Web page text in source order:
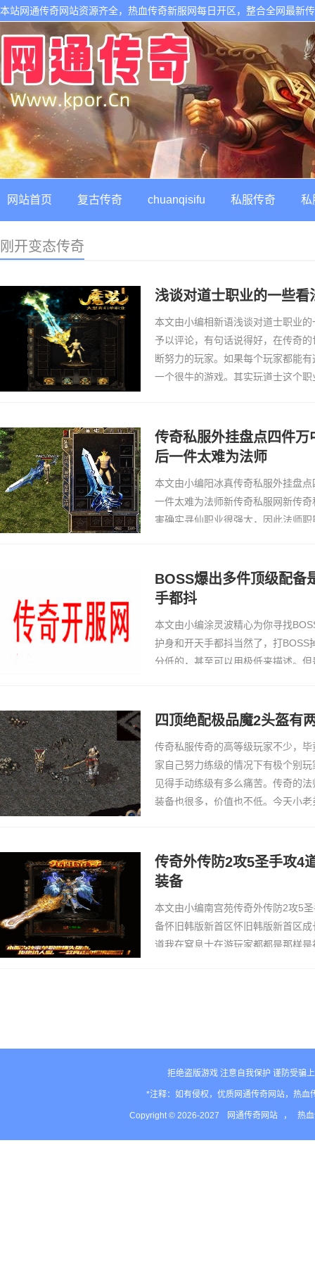
本站网通传奇网站资源齐全，热血传奇新服网每日开区，整合全网最新
网站首页 复古传奇 chuanqisifu 私服传奇 私
刚开变态传奇
浅谈对道士职业的一些看
本文由小编相新语浅谈对道士职业
予以评论，有句话说得好，在传奇
断努力的玩家。如果每个玩家都能
一个很牛的游戏。其实玩道士这个
传奇私服外挂盘点四件
后一件太难为法师
本文由小编阳冰真传奇私服外挂盘
一件太难为法师新传奇私服网新传
害确实寻仙职业很强大，因此法师
法了77y李冰冰…
BOSS爆出多件顶级配备
手都抖
本文由小编涂灵波精心为你寻找
护身和开天手都抖当然了，打BOSS
分低的，甚至可以用极低来描述。
啥觉得呢？今日小编就…
四顶绝配极品魔2头盔有
传奇私服传奇的高等级玩家不少，
家自己努力练级的情况下有极个别
见得手动练级有多么痛苦。传奇的
装备也很多，价值也不低。今天小
传奇外传防2攻5圣手攻4
装备
本文由小编南宫苑传奇外传防2攻5
备怀旧韩版新首区怀旧韩版新首区
道我在窒息士在游玩家都都是那样
拒绝盗版游戏 注意自我保护 谨防受骗
*注释：如有侵权，优质网通传奇网站，热
Copyright © 2026-2027 网通传奇网站 ， 热